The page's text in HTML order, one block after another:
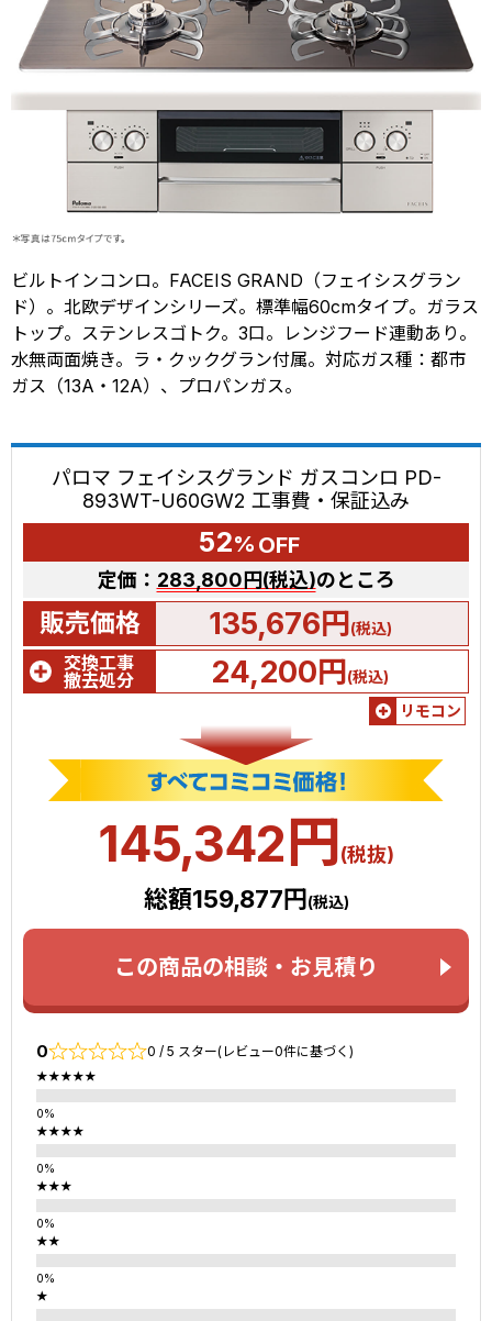
ビルトインコンロ。FACEIS GRAND（フェイシスグラン
ド）。北欧デザインシリーズ。標準幅60cmタイプ。ガラス
トップ。ステンレスゴトク。3口。レンジフード連動あり。
水無両面焼き。ラ・クックグラン付属。対応ガス種：都市
ガス（13A・12A）、プロパンガス。
パロマ フェイシスグランド ガスコンロ PD-
893WT-U60GW2 工事費・保証込み
52% OFF
定価： 283,800円(税込)のところ
販売価格 135,676円(税込)
交換工事
撤去処分
24,200円(税込)
リモコン
145,342円(税抜)
総額159,877円(税込)
この商品の相談・お見積り
0 0 / 5 スター(レビュー0件に基づく)
★★★★★
★★★★
★★★
★★
★